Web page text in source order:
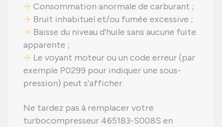
Consommation anormale de carburant ;
Bruit inhabituel et/ou fumée excessive ;
Baisse du niveau d'huile sans aucune fuite
apparente ;
Le voyant moteur ou un code erreur (par
exemple P0299 pour indiquer une sous-
pression) peut s'afficher.
Ne tardez pas à remplacer votre
turbocompresseur 465183-S008S en